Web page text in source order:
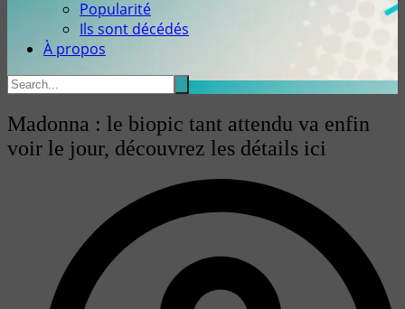
Popularité
Ils sont décédés
À propos
Madonna : le biopic tant attendu va enfin
voir le jour, découvrez les détails ici